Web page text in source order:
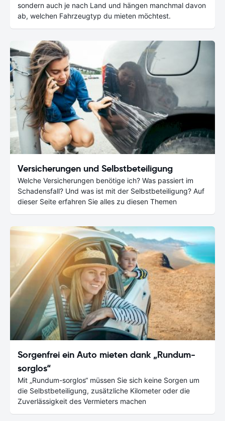
sondern auch je nach Land und hängen manchmal davon
ab, welchen Fahrzeugtyp du mieten möchtest.
Versicherungen und Selbstbeteiligung
Welche Versicherungen benötige ich? Was passiert im
Schadensfall? Und was ist mit der Selbstbeteiligung? Auf
dieser Seite erfahren Sie alles zu diesen Themen
Sorgenfrei ein Auto mieten dank „Rundum-
sorglos“
Mit „Rundum-sorglos“ müssen Sie sich keine Sorgen um
die Selbstbeteiligung, zusätzliche Kilometer oder die
Zuverlässigkeit des Vermieters machen